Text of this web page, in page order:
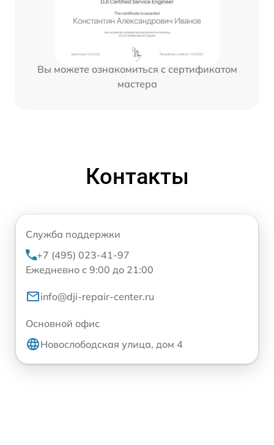
Вы можете ознакомиться с сертификатом
мастера
Контакты
Служба поддержки
+7 (495) 023-41-97
Ежедневно с 9:00 до 21:00
info@dji-repair-center.ru
Основной офис
Новослободская улица, дом 4